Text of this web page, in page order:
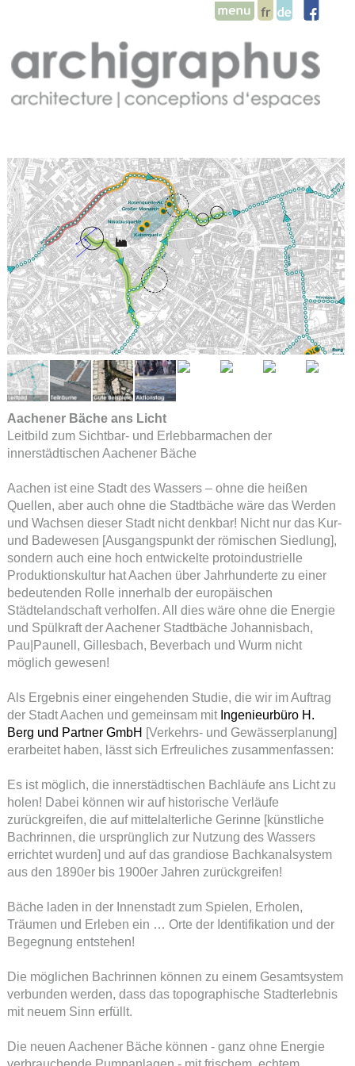
Aachener Bäche ans Licht
Leitbild zum Sichtbar- und Erlebbarmachen der
innerstädtischen Aachener Bäche
Aachen ist eine Stadt des Wassers – ohne die heißen
Quellen, aber auch ohne die Stadtbäche wäre das Werden
und Wachsen dieser Stadt nicht denkbar! Nicht nur das Kur-
und Badewesen [Ausgangspunkt der römischen Siedlung],
sondern auch eine hoch entwickelte protoindustrielle
Produktionskultur hat Aachen über Jahrhunderte zu einer
bedeutenden Rolle innerhalb der europäischen
Städtelandschaft verholfen. All dies wäre ohne die Energie
und Spülkraft der Aachener Stadtbäche Johannisbach,
Pau|Paunell, Gillesbach, Beverbach und Wurm nicht
möglich gewesen!
Als Ergebnis einer eingehenden Studie, die wir im Auftrag
der Stadt Aachen und gemeinsam mit Ingenieurbüro H.
Berg und Partner GmbH [Verkehrs- und Gewässerplanung]
erarbeitet haben, lässt sich Erfreuliches zusammenfassen:
Es ist möglich, die innerstädtischen Bachläufe ans Licht zu
holen! Dabei können wir auf historische Verläufe
zurückgreifen, die auf mittelalterliche Gerinne [künstliche
Bachrinnen, die ursprünglich zur Nutzung des Wassers
errichtet wurden] und auf das grandiose Bachkanalsystem
aus den 1890er bis 1900er Jahren zurückgreifen!
Bäche laden in der Innenstadt zum Spielen, Erholen,
Träumen und Erleben ein … Orte der Identifikation und der
Begegnung entstehen!
Die möglichen Bachrinnen können zu einem Gesamtsystem
verbunden werden, dass das topographische Stadterlebnis
mit neuem Sinn erfüllt.
Die neuen Aachener Bäche können - ganz ohne Energie